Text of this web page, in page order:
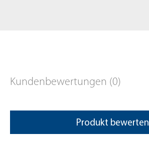
Kundenbewertungen (0)
Produkt bewerten